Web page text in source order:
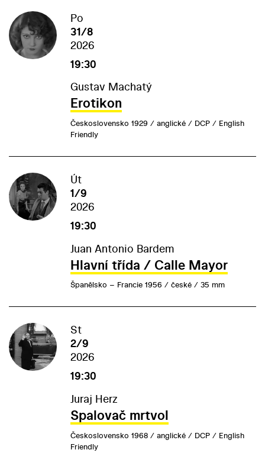
Po
31/8
2026
19:30
Gustav Machatý
Erotikon
Československo 1929 / anglické / DCP / English
Friendly
Út
1/9
2026
19:30
Juan Antonio Bardem
Hlavní třída / Calle Mayor
Španělsko – Francie 1956 / české / 35 mm
St
2/9
2026
19:30
Juraj Herz
Spalovač mrtvol
Československo 1968 / anglické / DCP / English
Friendly